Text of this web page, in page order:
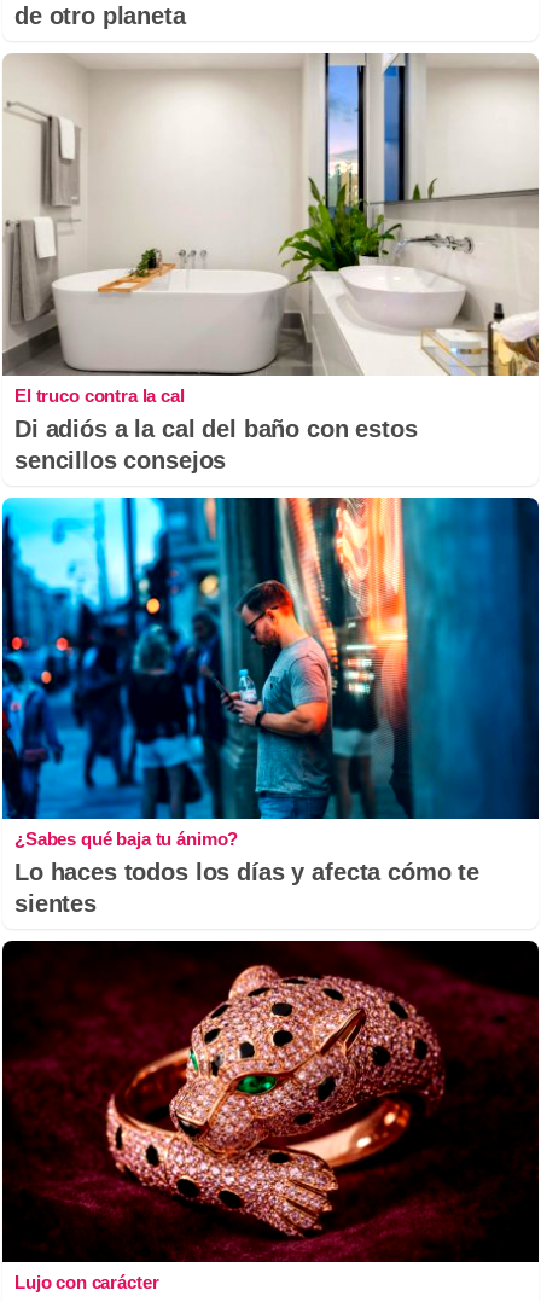
de otro planeta
El truco contra la cal
Di adiós a la cal del baño con estos
sencillos consejos
¿Sabes qué baja tu ánimo?
Lo haces todos los días y afecta cómo te
sientes
Lujo con carácter